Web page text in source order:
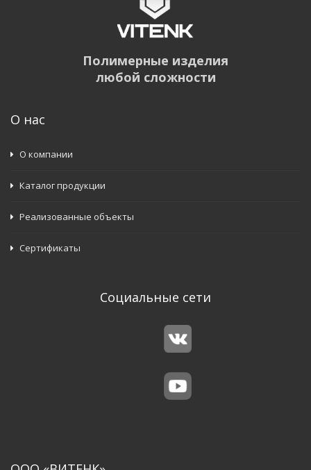
Полимерные изделия
любой сложности
О нас
О компании
Каталог продукции
Реализованные объекты
Сертификаты
Социальные сети